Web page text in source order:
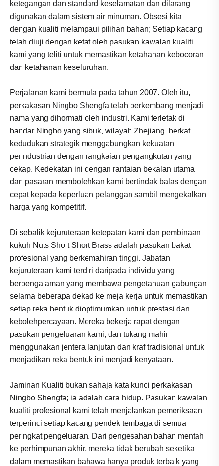
ketegangan dan standard keselamatan dan dilarang
digunakan dalam sistem air minuman. Obsesi kita
dengan kualiti melampaui pilihan bahan; Setiap kacang
telah diuji dengan ketat oleh pasukan kawalan kualiti
kami yang teliti untuk memastikan ketahanan kebocoran
dan ketahanan keseluruhan.
Perjalanan kami bermula pada tahun 2007. Oleh itu,
perkakasan Ningbo Shengfa telah berkembang menjadi
nama yang dihormati oleh industri. Kami terletak di
bandar Ningbo yang sibuk, wilayah Zhejiang, berkat
kedudukan strategik menggabungkan kekuatan
perindustrian dengan rangkaian pengangkutan yang
cekap. Kedekatan ini dengan rantaian bekalan utama
dan pasaran membolehkan kami bertindak balas dengan
cepat kepada keperluan pelanggan sambil mengekalkan
harga yang kompetitif.
Di sebalik kejuruteraan ketepatan kami dan pembinaan
kukuh Nuts Short Short Brass adalah pasukan bakat
profesional yang berkemahiran tinggi. Jabatan
kejuruteraan kami terdiri daripada individu yang
berpengalaman yang membawa pengetahuan gabungan
selama beberapa dekad ke meja kerja untuk memastikan
setiap reka bentuk dioptimumkan untuk prestasi dan
kebolehpercayaan. Mereka bekerja rapat dengan
pasukan pengeluaran kami, dan tukang mahir
menggunakan jentera lanjutan dan kraf tradisional untuk
menjadikan reka bentuk ini menjadi kenyataan.
Jaminan Kualiti bukan sahaja kata kunci perkakasan
Ningbo Shengfa; ia adalah cara hidup. Pasukan kawalan
kualiti profesional kami telah menjalankan pemeriksaan
terperinci setiap kacang pendek tembaga di semua
peringkat pengeluaran. Dari pengesahan bahan mentah
ke perhimpunan akhir, mereka tidak berubah seketika
dalam memastikan bahawa hanya produk terbaik yang